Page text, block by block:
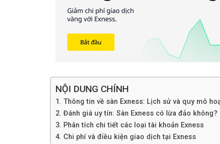
NỘI DUNG CHÍNH
1. Thông tin về sàn Exness: Lịch sử và quy mô
2. Đánh giá uy tín: Sàn Exness có lừa đảo không?
3. Phân tích chi tiết các loại tài khoản Exness
4. Chi phí và điều kiện giao dịch tại Exness